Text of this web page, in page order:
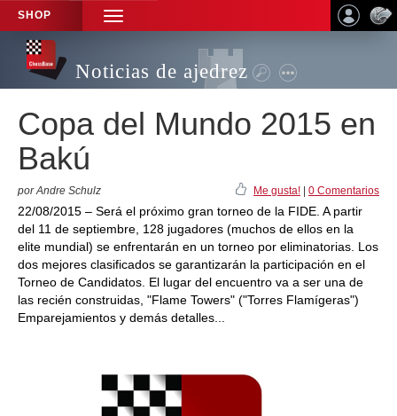
SHOP
TOGGLE
NAVIGATION
Noticias de ajedrez
Copa del Mundo 2015 en
Bakú
por Andre Schulz Me gusta! 0 Comentarios
22/08/2015 – Será el próximo gran torneo de la FIDE. A partir
del 11 de septiembre, 128 jugadores (muchos de ellos en la
elite mundial) se enfrentarán en un torneo por eliminatorias. Los
dos mejores clasificados se garantizarán la participación en el
Torneo de Candidatos. El lugar del encuentro va a ser una de
las recién construidas, "Flame Towers" ("Torres Flamígeras")
Emparejamientos y demás detalles...